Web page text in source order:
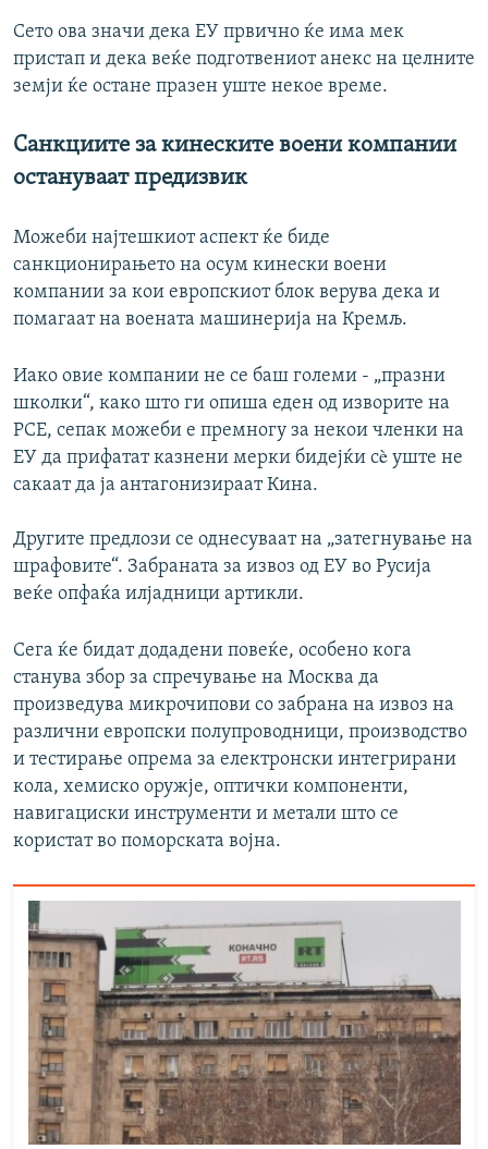
Сето ова значи дека ЕУ првично ќе има мек
пристап и дека веќе подготвениот анекс на целните
земји ќе остане празен уште некое време.
Санкциите за кинеските воени компании
остануваат предизвик
Можеби најтешкиот аспект ќе биде
санкционирањето на осум кинески воени
компании за кои европскиот блок верува дека и
помагаат на воената машинерија на Кремљ.
Иако овие компании не се баш големи - „празни
школки“, како што ги опиша еден од изворите на
РСЕ, сепак можеби е премногу за некои членки на
ЕУ да прифатат казнени мерки бидејќи сè уште не
сакаат да ја антагонизираат Кина.
Другите предлози се однесуваат на „затегнување на
шрафовите“. Забраната за извоз од ЕУ во Русија
веќе опфаќа илјадници артикли.
Сега ќе бидат додадени повеќе, особено кога
станува збор за спречување на Москва да
произведува микрочипови со забрана на извоз на
различни европски полупроводници, производство
и тестирање опрема за електронски интегрирани
кола, хемиско оружје, оптички компоненти,
навигациски инструменти и метали што се
користат во поморската војна.